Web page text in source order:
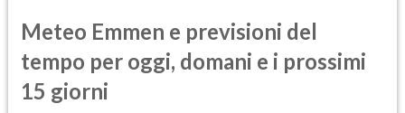
Meteo Emmen e previsioni del
tempo per oggi, domani e i prossimi
15 giorni